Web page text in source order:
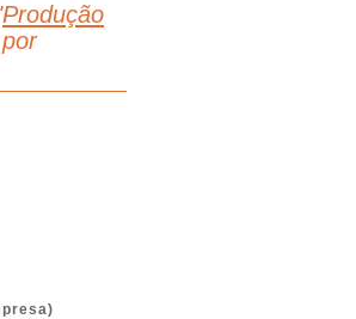
Produção